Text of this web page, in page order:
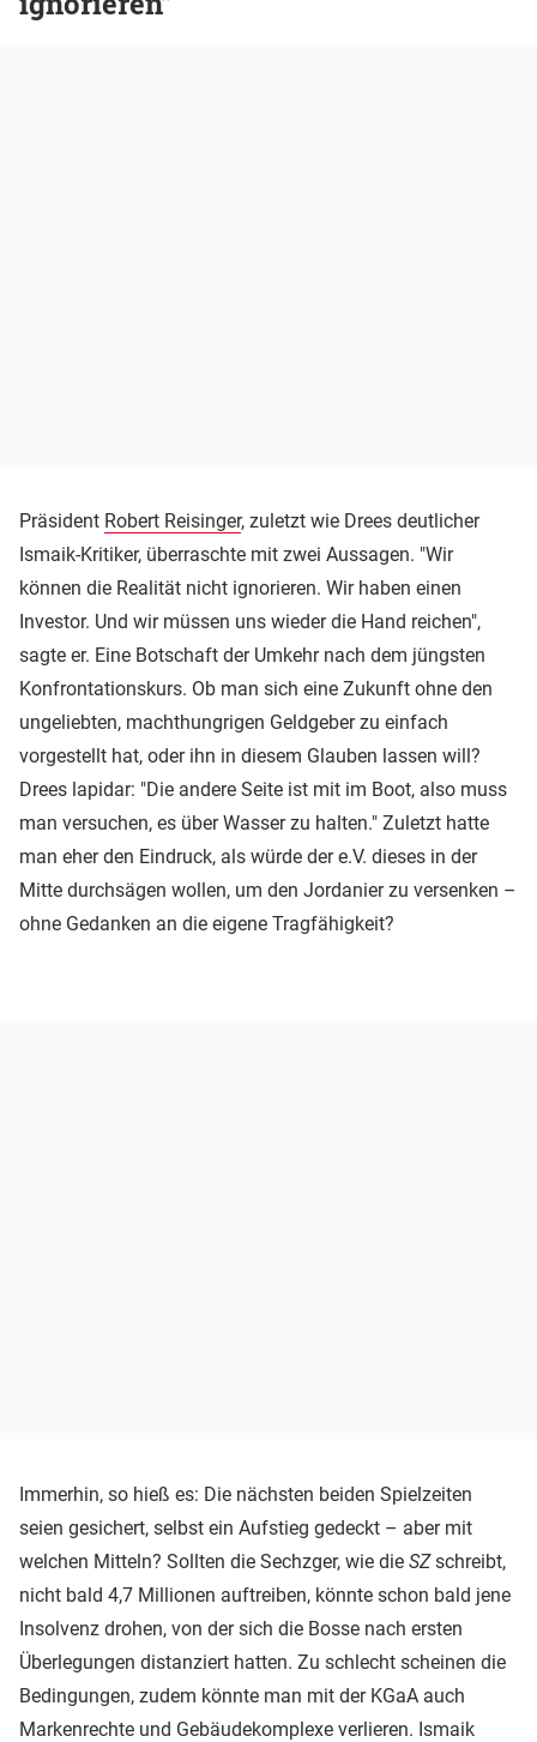
Präsident Robert Reisinger, zuletzt wie Drees deutlicher
Ismaik-Kritiker, überraschte mit zwei Aussagen. "Wir
können die Realität nicht ignorieren. Wir haben einen
Investor. Und wir müssen uns wieder die Hand reichen",
sagte er. Eine Botschaft der Umkehr nach dem jüngsten
Konfrontationskurs. Ob man sich eine Zukunft ohne den
ungeliebten, machthungrigen Geldgeber zu einfach
vorgestellt hat, oder ihn in diesem Glauben lassen will?
Drees lapidar: "Die andere Seite ist mit im Boot, also muss
man versuchen, es über Wasser zu halten." Zuletzt hatte
man eher den Eindruck, als würde der e.V. dieses in der
Mitte durchsägen wollen, um den Jordanier zu versenken –
ohne Gedanken an die eigene Tragfähigkeit?
Immerhin, so hieß es: Die nächsten beiden Spielzeiten
seien gesichert, selbst ein Aufstieg gedeckt – aber mit
welchen Mitteln? Sollten die Sechzger, wie die SZschreibt,
nicht bald 4,7 Millionen auftreiben, könnte schon bald jene
Insolvenz drohen, von der sich die Bosse nach ersten
Überlegungen distanziert hatten. Zu schlecht scheinen die
Bedingungen, zudem könnte man mit der KGaA auch
Markenrechte und Gebäudekomplexe verlieren. Ismaik